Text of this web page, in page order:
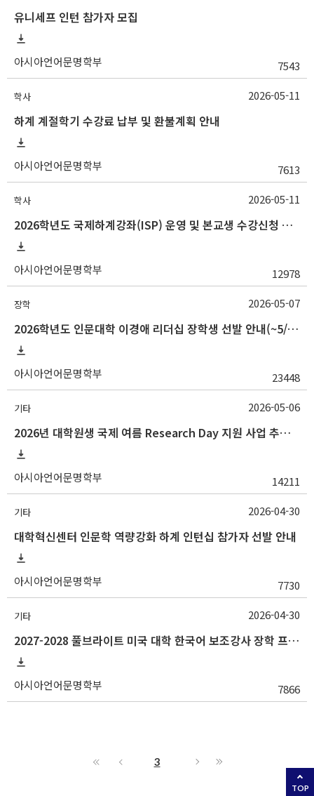
유니세프 인턴 참가자 모집
아시아언어문명학부 7543
학사
하계 계절학기 수강료 납부 및 환불계획 안내
아시아언어문명학부 7613
2026-05-11
학사
2026학년도 국제하계강좌(ISP) 운영 및 본교생 수강신청 안내사항
아시아언어문명학부 12978
2026-05-11
장학
2026학년도 인문대학 이경애 리더십 장학생 선발 안내(~5/15 10:00)
아시아언어문명학부 23448
2026-05-07
기타
2026년 대학원생 국제 여름 Research Day 지원 사업 추가 모집 안내
아시아언어문명학부 14211
2026-05-06
기타
대학혁신센터 인문학 역량강화 하계 인턴십 참가자 선발 안내
아시아언어문명학부 7730
2026-04-30
기타
2027-2028 풀브라이트 미국 대학 한국어 보조강사 장학 프로그램 지원 안내
아시아언어문명학부 7866
2026-04-30
3
TOP